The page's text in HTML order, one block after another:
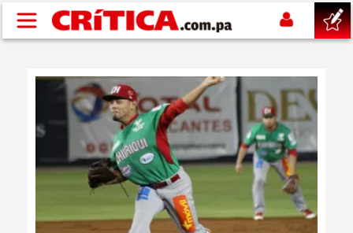
Pasar al contenido principal